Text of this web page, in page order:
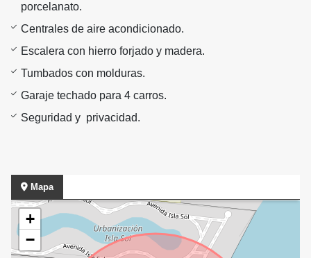
porcelanato.
Centrales de aire acondicionado.
Escalera con hierro forjado y madera.
Tumbados con molduras.
Garaje techado para 4 carros.
Seguridad y privacidad.
Mapa
+
−